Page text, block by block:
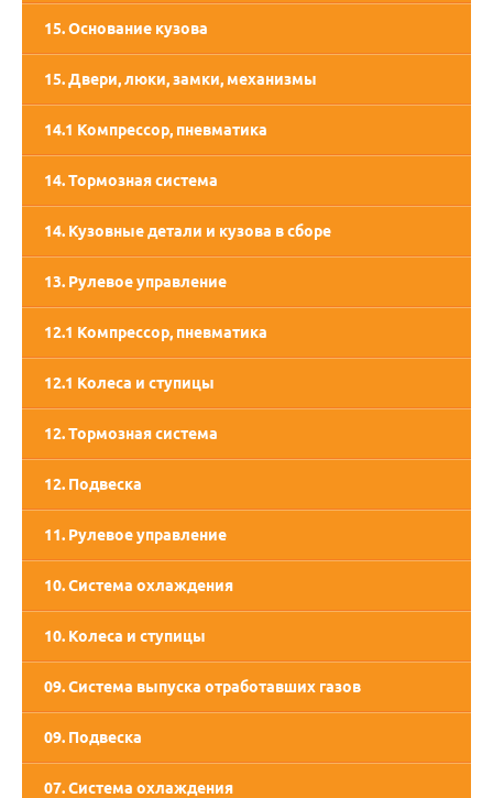
15. Основание кузова
15. Двери, люки, замки, механизмы
14.1 Компрессор, пневматика
14. Тормозная система
14. Кузовные детали и кузова в сборе
13. Рулевое управление
12.1 Компрессор, пневматика
12.1 Колеса и ступицы
12. Тормозная система
12. Подвеска
11. Рулевое управление
10. Система охлаждения
10. Колеса и ступицы
09. Система выпуска отработавших газов
09. Подвеска
07. Система охлаждения